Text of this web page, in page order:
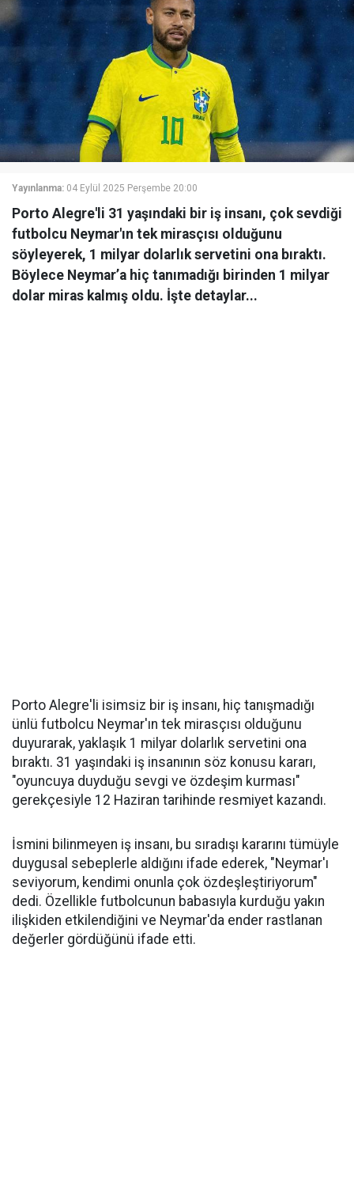
Yayınlanma: 04 Eylül 2025 Perşembe 20:00
Porto Alegre'li 31 yaşındaki bir iş insanı, çok sevdiği
futbolcu Neymar'ın tek mirasçısı olduğunu
söyleyerek, 1 milyar dolarlık servetini ona bıraktı.
Böylece Neymar’a hiç tanımadığı birinden 1 milyar
dolar miras kalmış oldu. İşte detaylar...
Porto Alegre'li isimsiz bir iş insanı, hiç tanışmadığı
ünlü futbolcu Neymar'ın tek mirasçısı olduğunu
duyurarak, yaklaşık 1 milyar dolarlık servetini ona
bıraktı. 31 yaşındaki iş insanının söz konusu kararı,
"oyuncuya duyduğu sevgi ve özdeşim kurması"
gerekçesiyle 12 Haziran tarihinde resmiyet kazandı.
İsmini bilinmeyen iş insanı, bu sıradışı kararını tümüyle
duygusal sebeplerle aldığını ifade ederek, "Neymar'ı
seviyorum, kendimi onunla çok özdeşleştiriyorum"
dedi. Özellikle futbolcunun babasıyla kurduğu yakın
ilişkiden etkilendiğini ve Neymar'da ender rastlanan
değerler gördüğünü ifade etti.